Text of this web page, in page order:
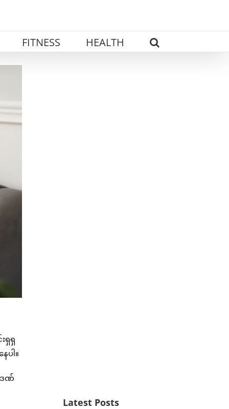
FITNESS HEALTH
ရှရှ
ပါ။
ဒဏ်
Latest Posts